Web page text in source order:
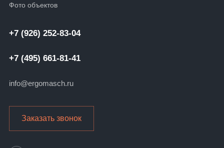
Фото объектов
+7 (926) 252-83-04
+7 (495) 661-81-41
info@ergomasch.ru
Заказать звонок